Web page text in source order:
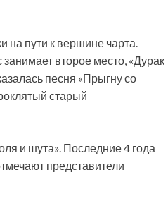
на пути к вершине чарта.
второе место, «Дурак
песня «Прыгну со
старый
и шута». Последние 4 года
представители